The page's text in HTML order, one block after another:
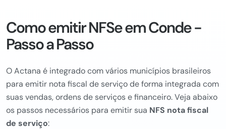
Como emitir NFSe em Conde -
Passo a Passo
O Actana é integrado com vários municípios brasileiros
para emitir nota fiscal de serviço de forma integrada com
suas vendas, ordens de serviços e financeiro. Veja abaixo
os passos necessários para emitir sua NFS nota fiscal
de serviço: